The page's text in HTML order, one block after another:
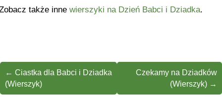
także innewierszyki na Dzień Babci i Dziadka.
← Ciastka dla Babci i Dziadka
(Wierszyk)
Czekamy na Dziadków
(Wierszyk) →